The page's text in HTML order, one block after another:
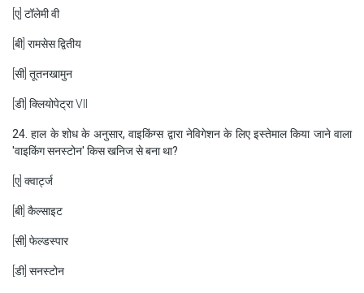
[ए] टॉलेमी वी
[बी] रामसेस द्वितीय
[सी] तूतनखामुन
[डी] क्लियोपेट्रा VII
24. हाल के शोध के अनुसार, वाइकिंग्स द्वारा नेविगेशन के लिए इस्तेमाल किया जाने वाला
'वाइकिंग सनस्टोन' किस खनिज से बना था?
[ए] क्वार्ट्ज
[बी] कैल्साइट
[सी] फेल्डस्पार
[डी] सनस्टोन